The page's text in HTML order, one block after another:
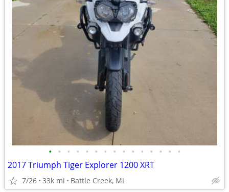
• • • • • • • • • • • • • • •
2017 Triumph Tiger Explorer 1200 XRT
7/26 33k mi Battle Creek, MI